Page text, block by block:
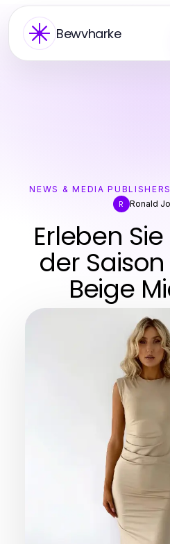
Bewvharke
NEWS & MEDIA
R
Ronald
Erleben
der
Beige